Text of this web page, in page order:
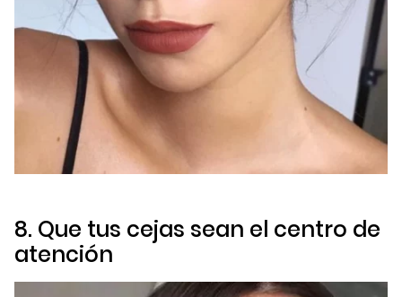
8. Que tus cejas sean el centro de
atención